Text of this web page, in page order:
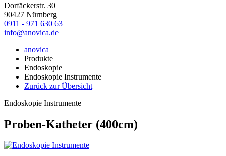
Dorfäckerstr. 30
90427 Nürnberg
0911 - 971 630 63
info@anovica.de
anovica
Produkte
Endoskopie
Endoskopie Instrumente
Zurück zur Übersicht
Endoskopie Instrumente
Proben-Katheter (400cm)